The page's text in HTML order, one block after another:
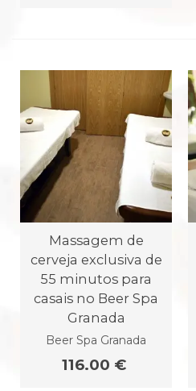
Massagem de
cerveja exclusiva de
55 minutos para
casais no Beer Spa
Granada
Beer Spa Granada
116.00 €